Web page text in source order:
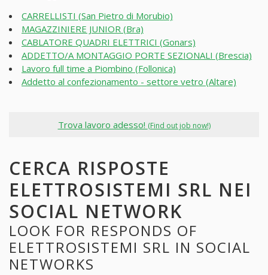
CARRELLISTI (San Pietro di Morubio)
MAGAZZINIERE JUNIOR (Bra)
CABLATORE QUADRI ELETTRICI (Gonars)
ADDETTO/A MONTAGGIO PORTE SEZIONALI (Brescia)
Lavoro full time a Piombino (Follonica)
Addetto al confezionamento - settore vetro (Altare)
Trova lavoro adesso! (Find out job now!)
CERCA RISPOSTE
ELETTROSISTEMI SRL NEI
SOCIAL NETWORK
LOOK FOR RESPONDS OF
ELETTROSISTEMI SRL IN SOCIAL
NETWORKS